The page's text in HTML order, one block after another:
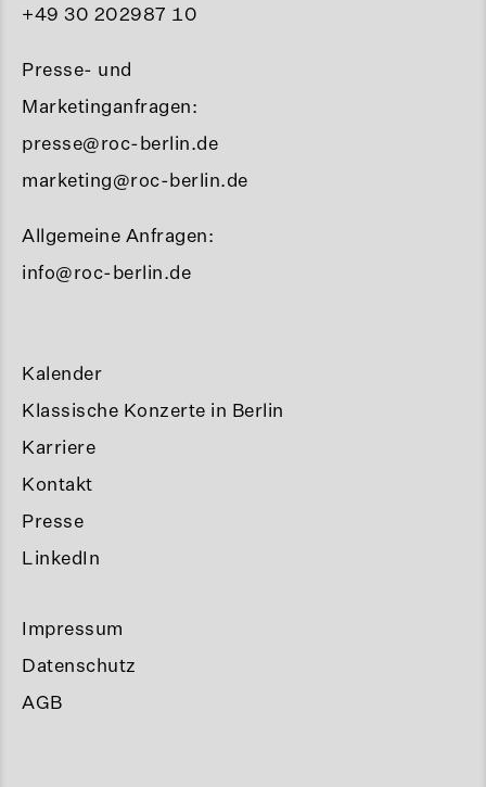
+49 30 202987 10
Presse- und
Marketinganfragen:
presse@roc-berlin.de
marketing@roc-berlin.de
Allgemeine Anfragen:
info@roc-berlin.de
Kalender
Klassische Konzerte in Berlin
Karriere
Kontakt
Presse
LinkedIn
Impressum
Datenschutz
AGB